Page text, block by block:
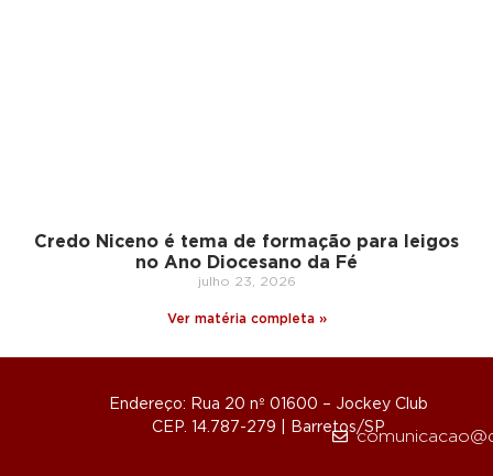
Credo Niceno é tema de formação para leigos
no Ano Diocesano da Fé
julho 23, 2026
Ver matéria completa »
Endereço: Rua 20 nº 01600 – Jockey Club
CEP. 14.787-279 | Barretos/SP